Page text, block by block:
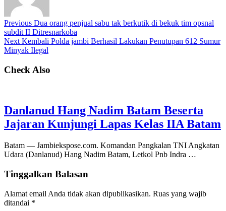
Previous Dua orang penjual sabu tak berkutik di bekuk tim opsnal
subdit II Ditresnarkoba
Next Kembali Polda jambi Berhasil Lakukan Penutupan 612 Sumur
Minyak Ilegal
Check Also
Danlanud Hang Nadim Batam Beserta
Jajaran Kunjungi Lapas Kelas IIA Batam
Batam — Jambiekspose.com. Komandan Pangkalan TNI Angkatan
Udara (Danlanud) Hang Nadim Batam, Letkol Pnb Indra …
Tinggalkan Balasan
Alamat email Anda tidak akan dipublikasikan. Ruas yang wajib
ditandai *